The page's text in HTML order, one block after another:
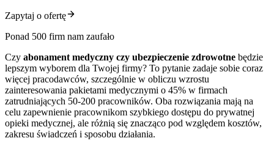
Zapytaj o ofertę
Ponad 500 firm nam zaufało
Czy abonament medyczny czy ubezpieczenie zdrowotne będzie
lepszym wyborem dla Twojej firmy? To pytanie zadaje sobie coraz
więcej pracodawców, szczególnie w obliczu wzrostu
zainteresowania pakietami medycznymi o 45% w firmach
zatrudniających 50-200 pracowników. Oba rozwiązania mają na
celu zapewnienie pracownikom szybkiego dostępu do prywatnej
opieki medycznej, ale różnią się znacząco pod względem kosztów,
zakresu świadczeń i sposobu działania.